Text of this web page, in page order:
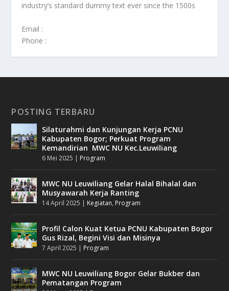
industry’s standard dummy text ever since the 1500s
Email :
Phone :
POSTING TERBARU
Silaturahmi dan Kunjungan Kerja PCNU
Kabupaten Bogor; Perkuat Program
Kemandirian MWC NU Kec.Leuwiliang
6 Mei 2025 | Program
MWC NU Leuwiliang Gelar Halal Bihalal dan
Musyawarah Kerja Ranting
14 April 2025 | Kegiatan, Program
Profil Calon Kuat Ketua PCNU Kabupaten Bogor
Gus Rizal, Begini Visi dan Misinya
7 April 2025 | Program
MWC NU Leuwiliang Bogor Gelar Bukber dan
Pematangan Program